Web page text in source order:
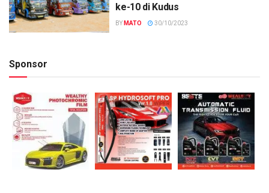
ke-10 di Kudus
BY MATO 30/10/2023
Sponsor